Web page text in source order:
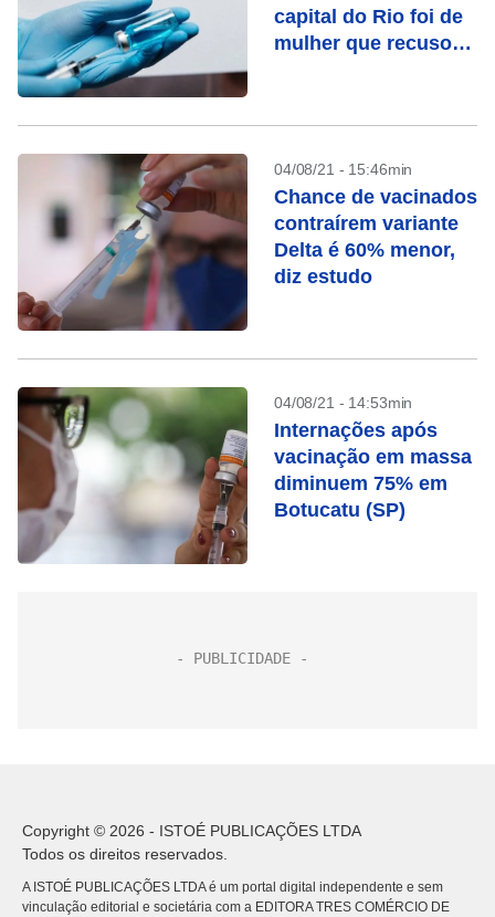
capital do Rio foi de
mulher que recusou
04/08/21 - 15:46min
Chance de vacinados
contraírem variante
Delta é 60% menor,
diz estudo
04/08/21 - 14:53min
Internações após
vacinação em massa
diminuem 75% em
Botucatu (SP)
Copyright © 2026 - ISTOÉ PUBLICAÇÕES LTDA
Todos os direitos reservados.
A ISTOÉ PUBLICAÇÕES LTDA é um portal digital independente e sem
vinculação editorial e societária com a EDITORA TRES COMÉRCIO DE